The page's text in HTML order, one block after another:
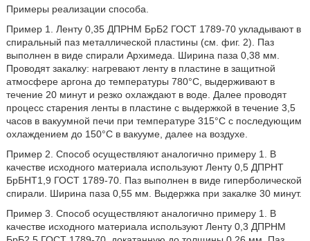
Примеры реализации способа.
Пример 1. Ленту 0,35 ДПРНМ БрБ2 ГОСТ 1789-70 укладывают в
спиральный паз металлической пластины (см. фиг. 2). Паз
выполнен в виде спирали Архимеда. Ширина паза 0,38 мм.
Проводят закалку: нагревают ленту в пластине в защитной
атмосфере аргона до температуры 780°С, выдерживают в
течение 20 минут и резко охлаждают в воде. Далее проводят
процесс старения ленты в пластине с выдержкой в течение 3,5
часов в вакуумной печи при температуре 315°С с последующим
охлаждением до 150°С в вакууме, далее на воздухе.
Пример 2. Способ осуществляют аналогично примеру 1. В
качестве исходного материала используют Ленту 0,5 ДПРНТ
БрБНТ1,9 ГОСТ 1789-70. Паз выполнен в виде гиперболической
спирали. Ширина паза 0,55 мм. Выдержка при закалке 30 минут.
Пример 3. Способ осуществляют аналогично примеру 1. В
качестве исходного материала используют Ленту 0,3 ДПРНМ